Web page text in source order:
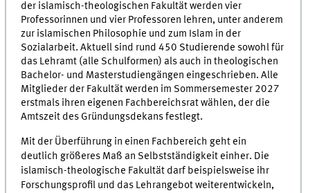
der islamisch-theologischen Fakultät werden vier
Professorinnen und vier Professoren lehren, unter anderem
zur islamischen Philosophie und zum Islam in der
Sozialarbeit. Aktuell sind rund 450 Studierende sowohl für
das Lehramt (alle Schulformen) als auch in theologischen
Bachelor- und Masterstudiengängen eingeschrieben. Alle
Mitglieder der Fakultät werden im Sommersemester 2027
erstmals ihren eigenen Fachbereichsrat wählen, der die
Amtszeit des Gründungsdekans festlegt.
Mit der Überführung in einen Fachbereich geht ein
deutlich größeres Maß an Selbstständigkeit einher. Die
islamisch-theologische Fakultät darf beispielsweise ihr
Forschungsprofil und das Lehrangebot weiterentwickeln,